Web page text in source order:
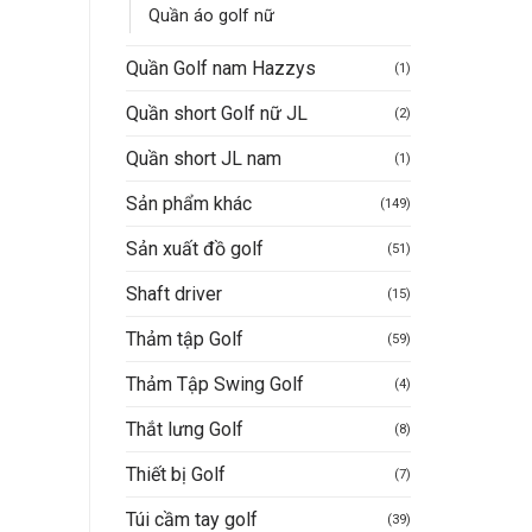
Quần áo golf nữ
Quần Golf nam Hazzys (1)
Quần short Golf nữ JL (2)
Quần short JL nam (1)
Sản phẩm khác (149)
Sản xuất đồ golf (51)
Shaft driver (15)
Thảm tập Golf (59)
Thảm Tập Swing Golf (4)
Thắt lưng Golf (8)
Thiết bị Golf (7)
Túi cầm tay golf (39)